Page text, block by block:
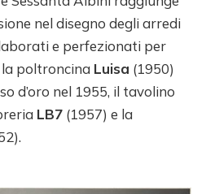
nel disegno degli arredi
e perfezionati per
la poltroncina Luisa (1950)
d’oro nel 1955, il tavolino
LB7(1957) e la